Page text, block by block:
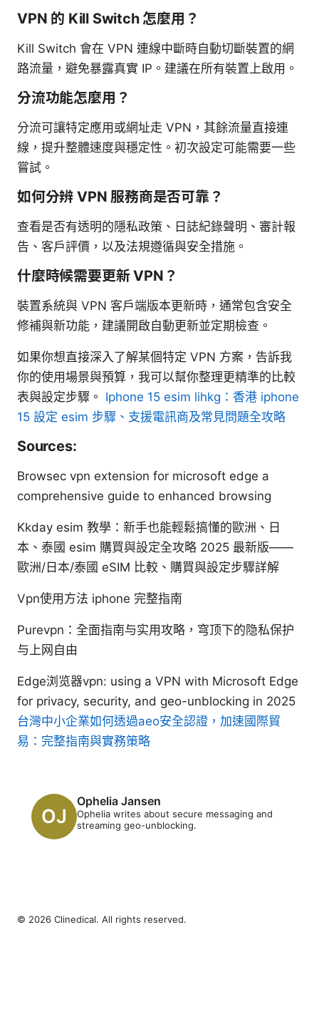
VPN 的 Kill Switch 怎麼用？
Kill Switch 會在 VPN 連線中斷時自動切斷裝置的網
路流量，避免暴露真實 IP。建議在所有裝置上啟用。
分流功能怎麼用？
分流可讓特定應用或網址走 VPN，其餘流量直接連
線，提升整體速度與穩定性。初次設定可能需要一些
嘗試。
如何分辨 VPN 服務商是否可靠？
查看是否有透明的隱私政策、日誌紀錄聲明、審計報
告、客戶評價，以及法規遵循與安全措施。
什麼時候需要更新 VPN？
裝置系統與 VPN 客戶端版本更新時，通常包含安全
修補與新功能，建議開啟自動更新並定期檢查。
如果你想直接深入了解某個特定 VPN 方案，告訴我
你的使用場景與預算，我可以幫你整理更精準的比較
表與設定步驟。 Iphone 15 esim lihkg：香港 iphone
15 設定 esim 步驟、支援電訊商及常見問題全攻略
Sources:
Browsec vpn extension for microsoft edge a
comprehensive guide to enhanced browsing
Kkday esim 教學：新手也能輕鬆搞懂的歐洲、日
本、泰國 esim 購買與設定全攻略 2025 最新版——
歐洲/日本/泰國 eSIM 比較、購買與設定步驟詳解
Vpn使用方法 iphone 完整指南
Purevpn：全面指南与实用攻略，穹顶下的隐私保护
与上网自由
Edge浏览器vpn: using a VPN with Microsoft Edge
for privacy, security, and geo-unblocking in 2025
台灣中小企業如何透過aeo安全認證，加速國際貿
易：完整指南與實務策略
Ophelia Jansen
Ophelia writes about secure messaging and
streaming geo-unblocking.
© 2026 Clinedical. All rights reserved.